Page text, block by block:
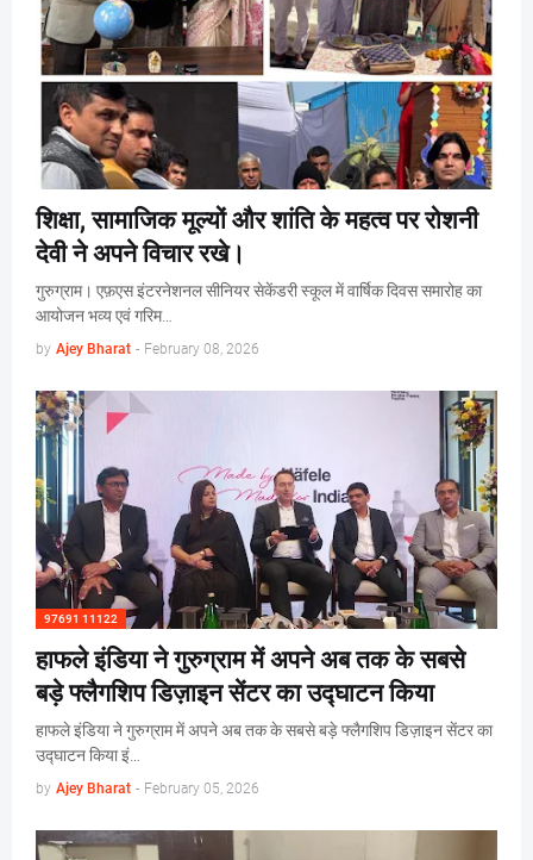
शिक्षा, सामाजिक मूल्यों और शांति के महत्व पर रोशनी
देवी ने अपने विचार रखे।
गुरुग्राम। एफ़एस इंटरनेशनल सीनियर सेकेंडरी स्कूल में वार्षिक दिवस समारोह का
आयोजन भव्य एवं गरिम…
by Ajey Bharat - February 08, 2026
97691 11122
हाफले इंडिया ने गुरुग्राम में अपने अब तक के सबसे
बड़े फ्लैगशिप डिज़ाइन सेंटर का उद्घाटन किया
हाफले इंडिया ने गुरुग्राम में अपने अब तक के सबसे बड़े फ्लैगशिप डिज़ाइन सेंटर का
उद्घाटन किया इं…
by Ajey Bharat - February 05, 2026